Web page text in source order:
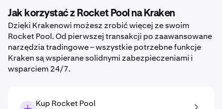
Jak korzystać z Rocket Pool na Kraken
Dzięki Krakenowi możesz zrobić więcej ze swoim
Rocket Pool. Od pierwszej transakcji po zaawansowane
narzędzia tradingowe – wszystkie potrzebne funkcje
Kraken są wspierane solidnymi zabezpieczeniami i
wsparciem 24/7.
Kup Rocket Pool